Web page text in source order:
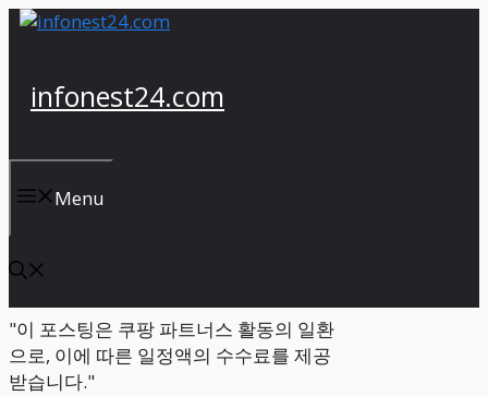
컨
기
infonest24.com
Menu
"이 포스팅은 쿠팡 파트너스 활동의 일환
으로, 이에 따른 일정액의 수수료를 제공
받습니다."